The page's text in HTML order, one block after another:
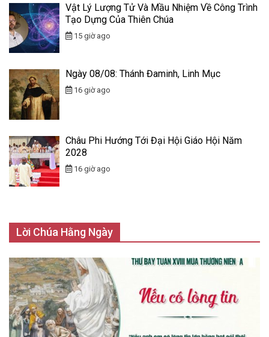
Vật Lý Lượng Tử Và Mầu Nhiệm Về Công Trình
Tạo Dựng Của Thiên Chúa
15 giờ ago
Ngày 08/08: Thánh Đaminh, Linh Mục
16 giờ ago
Châu Phi Hướng Tới Đại Hội Giáo Hội Năm
2028
16 giờ ago
Lời Chúa Hằng Ngày